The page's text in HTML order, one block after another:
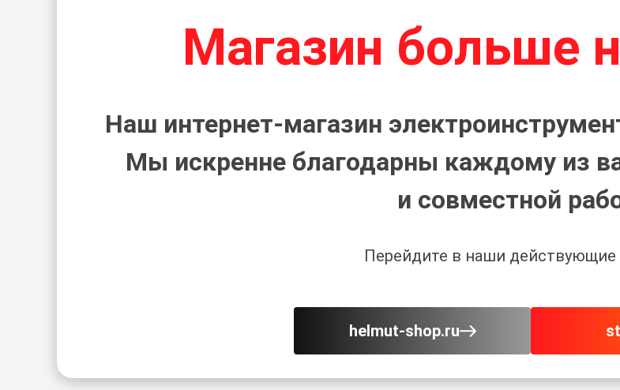
Магазин больше
Наш интернет-магазин
Мы искренне благодарны каждому из
и совместной
Перейдите в наши действующие
helmut-shop.ru